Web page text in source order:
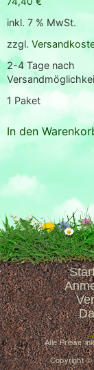
inkl. 7 % MwSt.
zzgl.
2-4 Tage nach
1 Paket
In den
Alle Preise
Copyright ©